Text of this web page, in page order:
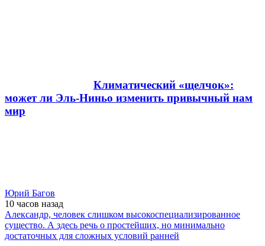
Климатический «щелчок»:
может ли Эль-Ниньо изменить привычный нам
мир
Юрий Багов
10 часов назад
Александр, человек слишком высокоспециализированное
существо. А здесь речь о простейших, но минимально
достаточных для сложных условий ранней